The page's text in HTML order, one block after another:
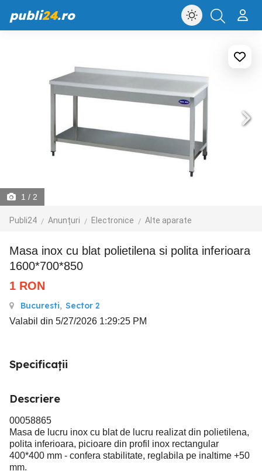
publi24.ro
1 / 2
Publi24 Anunțuri Electronice Alte aparate
Masa inox cu blat polietilena si polita inferioara
1600*700*850
1 RON
Bucuresti, Sector 2
Valabil din 5/27/2026 1:29:25 PM
Specificații
Descriere
00058865
Masa de lucru inox cu blat de lucru realizat din polietilena,
polita inferioara, picioare din profil inox rectangular
400*400 mm - confera stabilitate, reglabila pe inaltime +50
mm.